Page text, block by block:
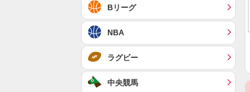
Bリーグ
NBA
ラグビー
中央競馬